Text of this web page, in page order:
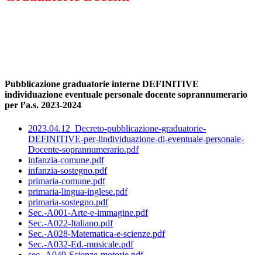
Pubblicazione graduatorie interne DEFINITIVE
individuazione eventuale personale docente soprannumerario
per l’a.s. 2023-2024
2023.04.12_Decreto-pubblicazione-graduatorie-
DEFINITIVE-per-lindividuazione-di-eventuale-personale-
Docente-soprannumerario.pdf
infanzia-comune.pdf
infanzia-sostegno.pdf
primaria-comune.pdf
primaria-lingua-inglese.pdf
primaria-sostegno.pdf
Sec.-A001-Arte-e-immagine.pdf
Sec.-A022-Italiano.pdf
Sec.-A028-Matematica-e-scienze.pdf
Sec.-A032-Ed.-musicale.pdf